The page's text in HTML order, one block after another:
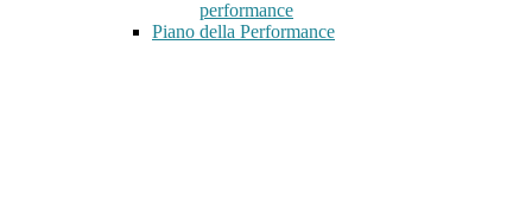
performance
Piano della Performance